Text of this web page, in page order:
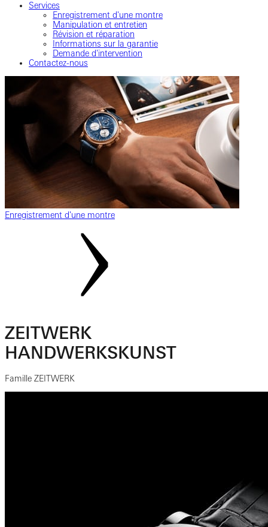
Services
Enregistrement d'une montre
Manipulation et entretien
Révision et réparation
Informations sur la garantie
Demande d'intervention
Contactez-nous
Enregistrement d'une montre
ZEITWERK
HANDWERKSKUNST
Famille ZEITWERK